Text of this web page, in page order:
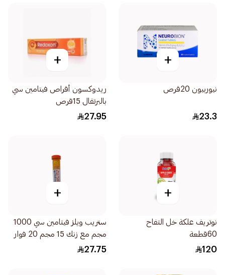
+
نيوربيون 20قرص
23.3
+
ريدوكسون أقراص فيتامين سي
بالبرتقال 15قرص
27.95
+
نوتريف علكة خل التفاح
60قطعة
120
+
ستريب ويلز فيتامين سي 1000
مجم مع زنك 15 مجم 20 فوار
56جرام
27.75